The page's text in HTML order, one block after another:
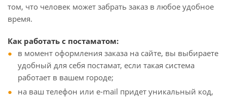
том, что человек может забрать заказ в любое удобное
время.
Как работать с постаматом:
в момент оформления заказа на сайте, вы выбираете
удобный для себя постамат, если такая система
работает в вашем городе;
на ваш телефон или e-mail придет уникальный код,